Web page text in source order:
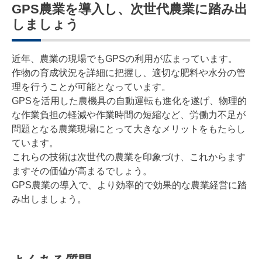
GPS農業を導入し、次世代農業に踏み出
しましょう
近年、農業の現場でもGPSの利用が広まっています。
作物の育成状況を詳細に把握し、適切な肥料や水分の管
理を行うことが可能となっています。
GPSを活用した農機具の自動運転も進化を遂げ、物理的
な作業負担の軽減や作業時間の短縮など、労働力不足が
問題となる農業現場にとって大きなメリットをもたらし
ています。
これらの技術は次世代の農業を印象づけ、これからます
ますその価値が高まるでしょう。
GPS農業の導入で、より効率的で効果的な農業経営に踏
み出しましょう。